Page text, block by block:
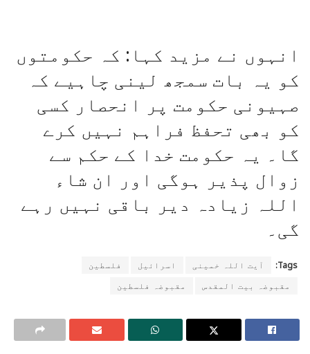
انہوں نے مزید کہا: کہ حکومتوں
کو یہ بات سمجھ لینی چاہیے کہ
صہیونی حکومت پر انحصار کسی
کو بھی تحفظ فراہم نہیں کرے
گا۔ یہ حکومت خدا کے حکم سے
زوال پذیر ہوگی اور ان شاء
اللہ زیادہ دیر باقی نہیں رہے
گی۔
Tags: آیت اللہ خمینی اسرائیل
فلسطین
مقبوضہ بیت المقدس
مقبوضہ فلسطین